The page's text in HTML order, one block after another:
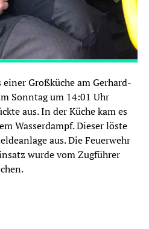
Großküche am Gerhard-
Sonntag um 14:01 Uhr
aus. In der Küche kam es
Wasserdampf. Dieser löste
aus. Die Feuerwehr
wurde vom Zugführer